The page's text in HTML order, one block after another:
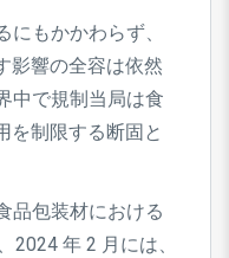
もかかわらず、
影響の全容は依然
中で規制当局は食
を制限する断固と
品包装材における
、2024 年 2 月には、